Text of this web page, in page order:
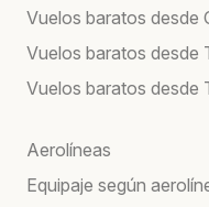
Vuelos baratos desde
Vuelos baratos desde
Vuelos baratos desde
Aerolíneas
Equipaje según